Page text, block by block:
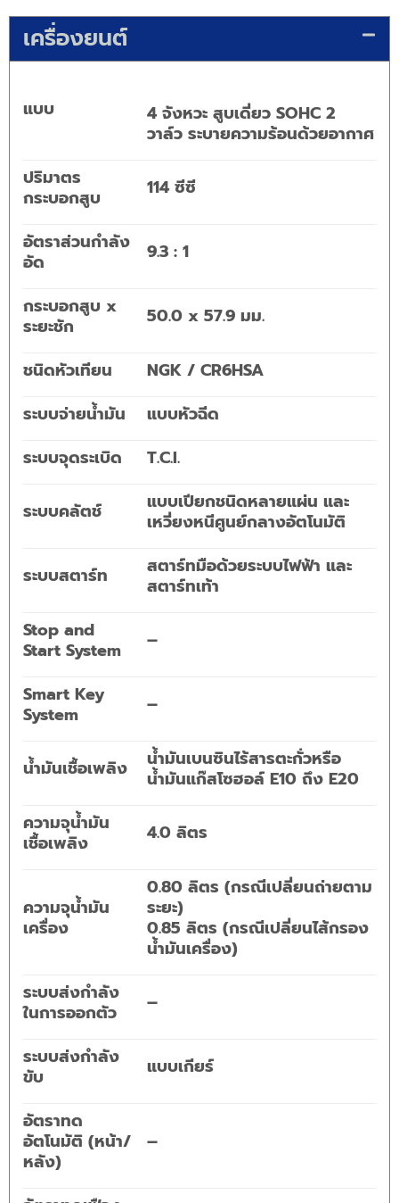
เครื่องยนต์
แบบ
4 จังหวะ สูบเดี่ยว SOHC 2
วาล์ว ระบายความร้อนด้วยอากาศ
ปริมาตร
กระบอกสูบ
114 ซีซี
อัตราส่วนกำลัง
อัด
9.3 : 1
กระบอกสูบ x
ระยะชัก
50.0 x 57.9 มม.
ชนิดหัวเทียน
NGK / CR6HSA
ระบบจ่ายน้ำมัน
แบบหัวฉีด
ระบบจุดระเบิด
T.C.I.
ระบบคลัตช์
แบบเปียกชนิดหลายแผ่น และ
เหวี่ยงหนีศูนย์กลางอัตโนมัติ
ระบบสตาร์ท
สตาร์ทมือด้วยระบบไฟฟ้า และ
สตาร์ทเท้า
Stop and
Start System
–
Smart Key
System
–
น้ำมันเชื้อเพลิง
น้ำมันเบนซินไร้สารตะกั่วหรือ
น้ำมันแก๊สโซฮอล์ E10 ถึง E20
ความจุน้ำมัน
เชื้อเพลิง
4.0 ลิตร
ความจุน้ำมัน
เครื่อง
0.80 ลิตร (กรณีเปลี่ยนถ่ายตาม
ระยะ)
0.85 ลิตร (กรณีเปลี่ยนไส้กรอง
น้ำมันเครื่อง)
ระบบส่งกำลัง
ในการออกตัว
–
ระบบส่งกำลัง
ขับ
แบบเกียร์
อัตราทด
อัตโนมัติ (หน้า/
หลัง)
–